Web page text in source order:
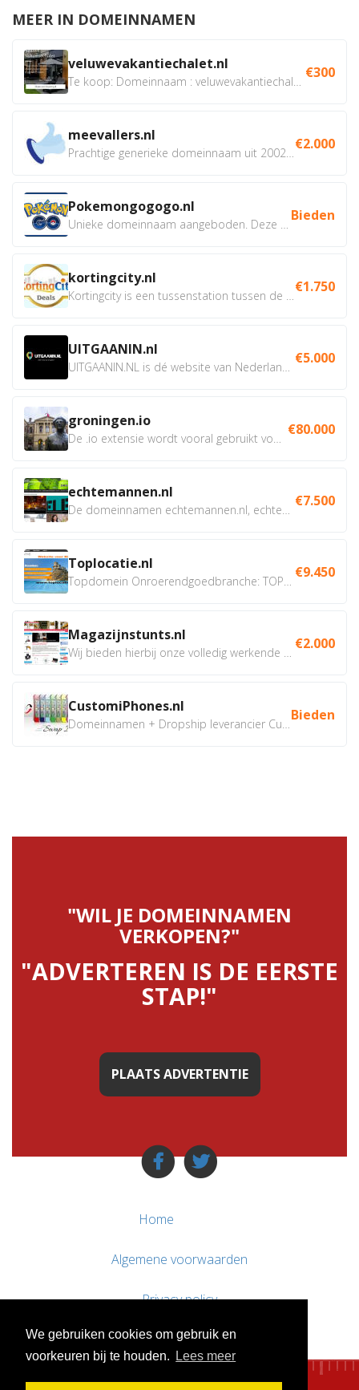
We gebruiken cookies om gebruik en
voorkeuren bij te houden.
Lees meer
MEER IN DOMEINNAMEN
veluwevakantiechalet.nl €300
meevallers.nl €2.000
Pokemongogogo.nl Bieden
kortingcity.nl €1.750
UITGAANIN.nl €5.000
groningen.io €80.000
echtemannen.nl €7.500
Toplocatie.nl €9.450
Magazijnstunts.nl €2.000
CustomiPhones.nl Bieden
"WIL JE DOMEINNAMEN
VERKOPEN?"
"ADVERTEREN IS DE EERSTE
STAP!"
PLAATS ADVERTENTIE
Home
Algemene voorwaarden
Privacy policy
Contact / Support